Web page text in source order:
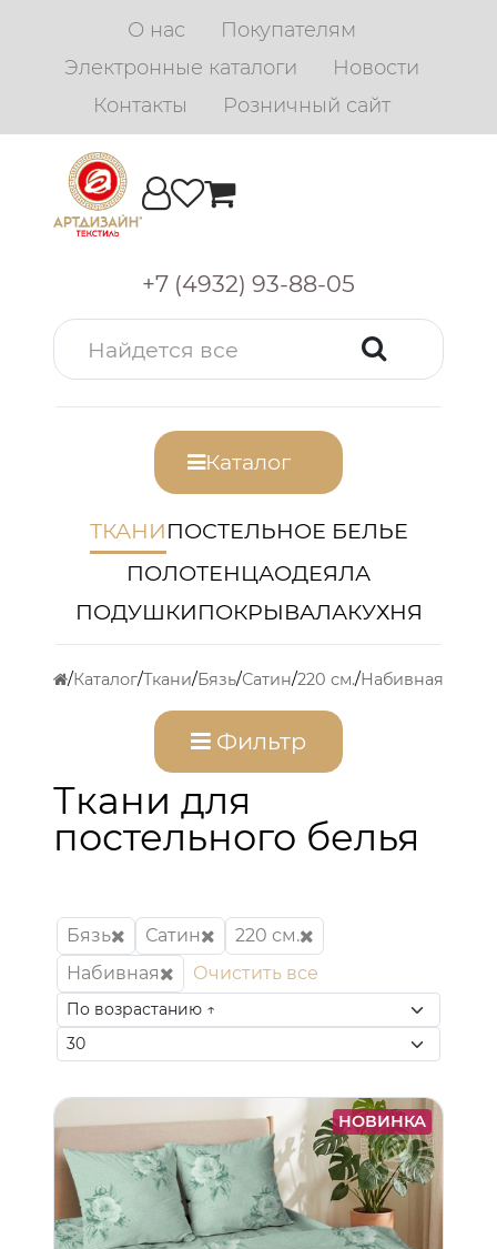
О нас
Покупателям
Электронные каталоги
Новости
Контакты
Розничный сайт
+7 (4932) 93-88-05
Каталог
ТКАНИПОСТЕЛЬНОЕ БЕЛЬЕ
ПОЛОТЕНЦАОДЕЯЛА
ПОДУШКИПОКРЫВАЛАКУХНЯ
Каталог Ткани Бязь Сатин 220 см. Набивная
Фильтр
Ткани для
постельного белья
Бязь Сатин
220 см.
Набивная
Очистить все
НОВИНКА